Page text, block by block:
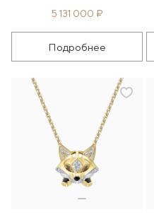
5 131 000 ₽
Подробнее